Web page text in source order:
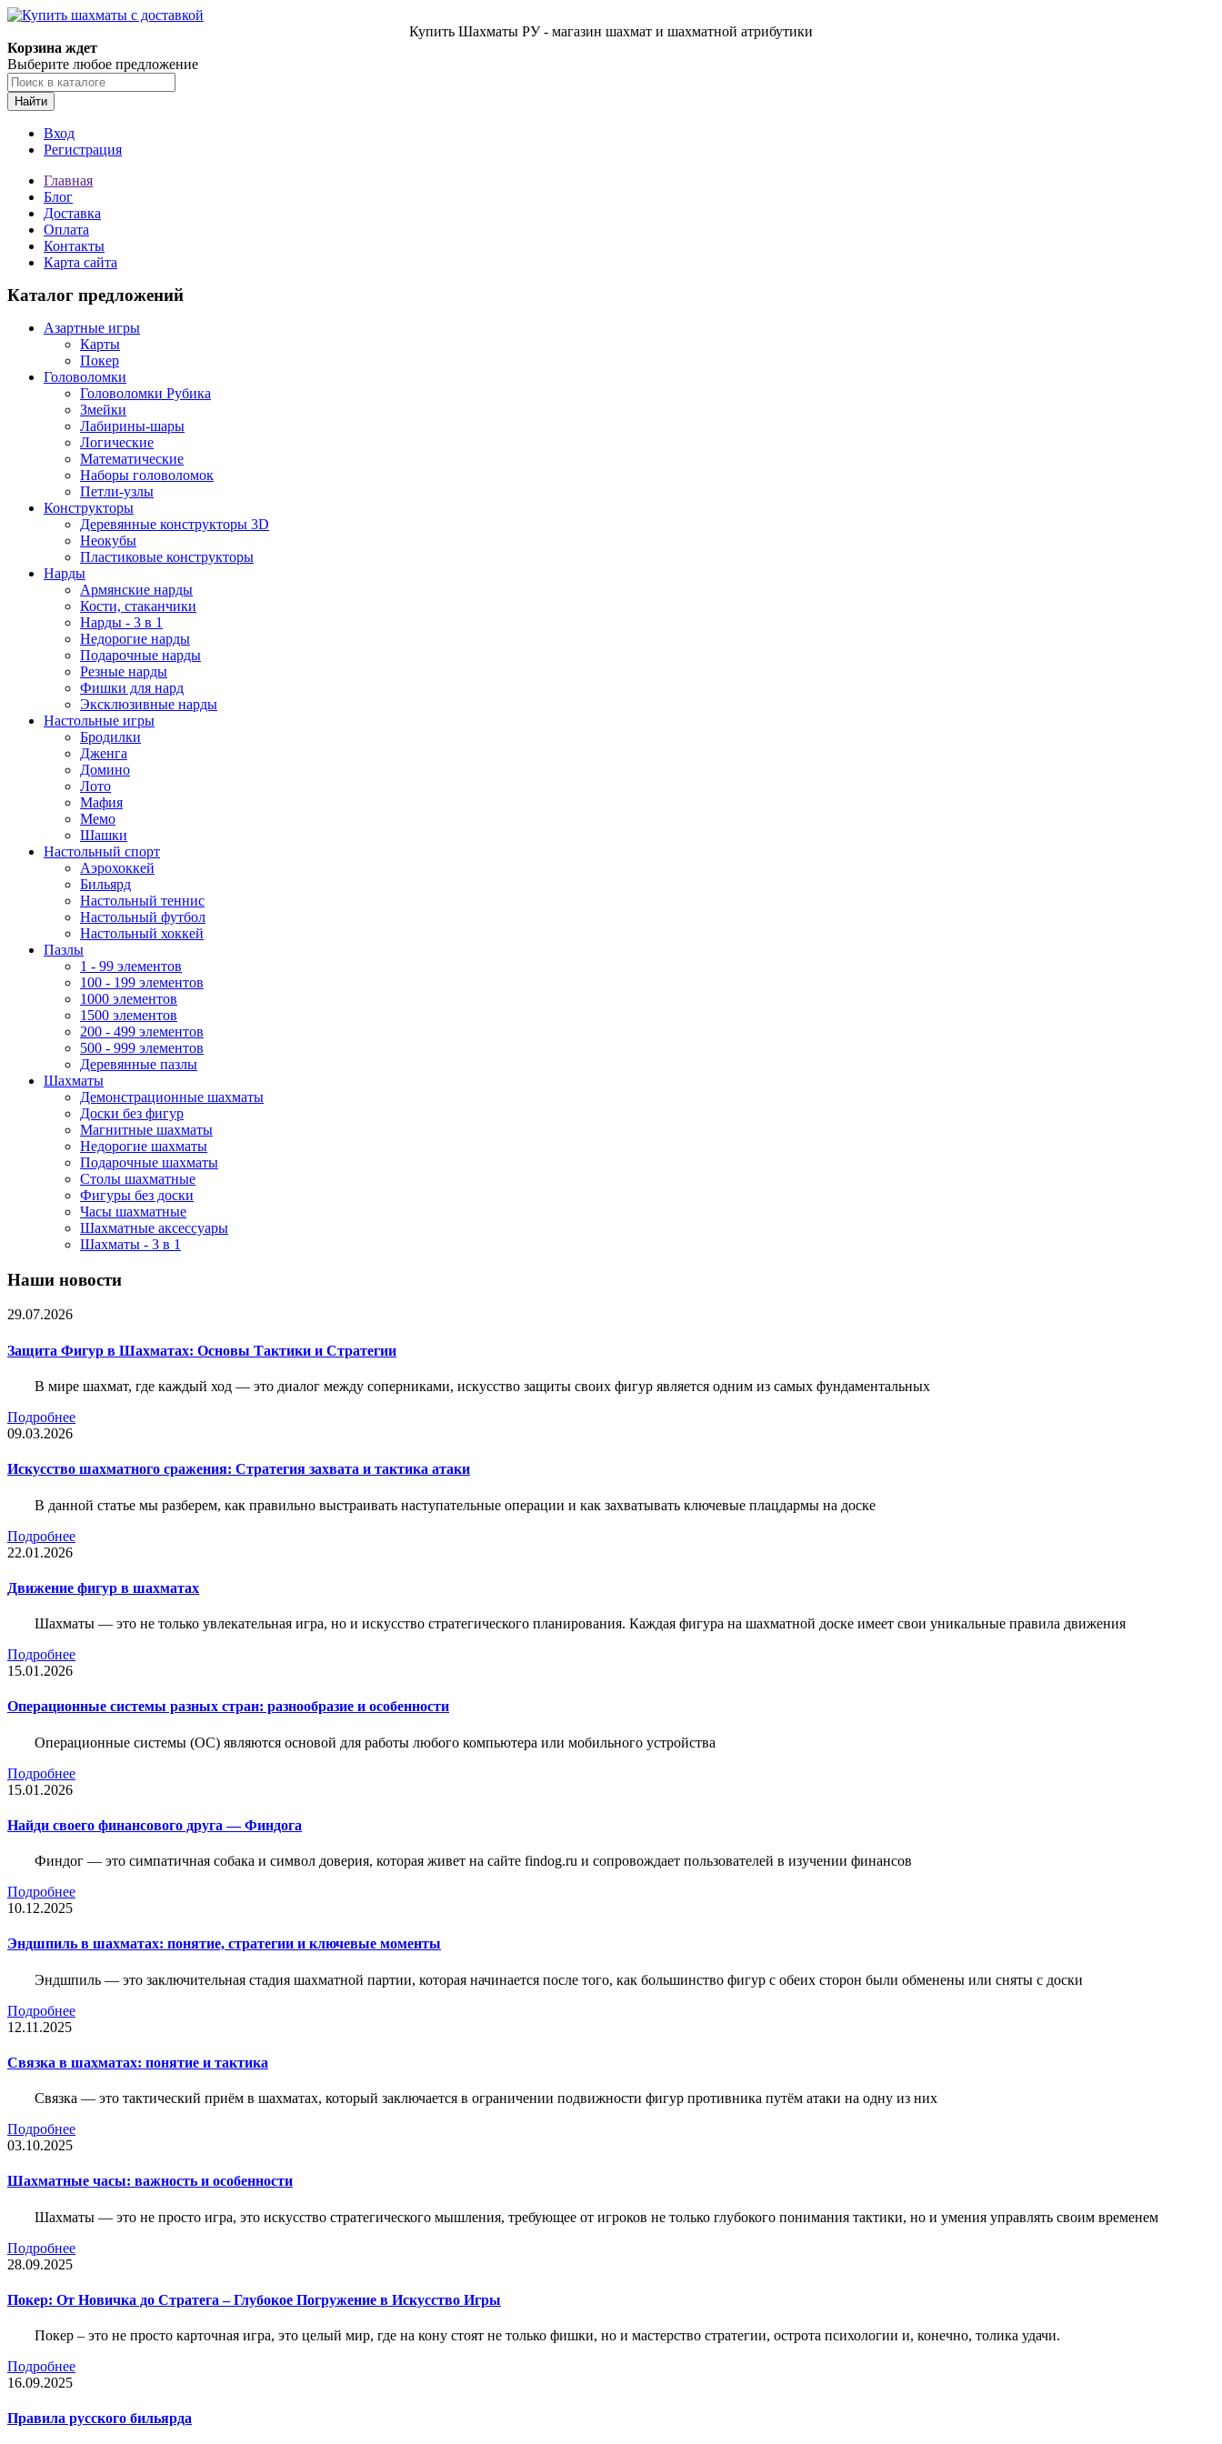
Купить Шахматы РУ - магазин шахмат и шахматной атрибутики
Корзина ждет
Выберите любое предложение
Найти
Вход
Регистрация
Главная
Блог
Доставка
Оплата
Контакты
Карта сайта
Каталог предложений
Азартные игры
Карты
Покер
Головоломки
Головоломки Рубика
Змейки
Лабирины-шары
Логические
Математические
Наборы головоломок
Петли-узлы
Конструкторы
Деревянные конструкторы 3D
Неокубы
Пластиковые конструкторы
Нарды
Армянские нарды
Кости, стаканчики
Нарды - 3 в 1
Недорогие нарды
Подарочные нарды
Резные нарды
Фишки для нард
Эксклюзивные нарды
Настольные игры
Бродилки
Дженга
Домино
Лото
Мафия
Мемо
Шашки
Настольный спорт
Аэрохоккей
Бильярд
Настольный теннис
Настольный футбол
Настольный хоккей
Пазлы
1 - 99 элементов
100 - 199 элементов
1000 элементов
1500 элементов
200 - 499 элементов
500 - 999 элементов
Деревянные пазлы
Шахматы
Демонстрационные шахматы
Доски без фигур
Магнитные шахматы
Недорогие шахматы
Подарочные шахматы
Столы шахматные
Фигуры без доски
Часы шахматные
Шахматные аксессуары
Шахматы - 3 в 1
Наши новости
29.07.2026
Защита Фигур в Шахматах: Основы Тактики и Стратегии
В мире шахмат, где каждый ход — это диалог между соперниками, искусство защиты своих фигур является одним из самых фундаментальных
Подробнее
09.03.2026
Искусство шахматного сражения: Стратегия захвата и тактика атаки
В данной статье мы разберем, как правильно выстраивать наступательные операции и как захватывать ключевые плацдармы на доске
Подробнее
22.01.2026
Движение фигур в шахматах
Шахматы — это не только увлекательная игра, но и искусство стратегического планирования. Каждая фигура на шахматной доске имеет свои уникальные правила движения
Подробнее
15.01.2026
Операционные системы разных стран: разнообразие и особенности
Операционные системы (ОС) являются основой для работы любого компьютера или мобильного устройства
Подробнее
15.01.2026
Найди своего финансового друга — Финдога
Финдог — это симпатичная собака и символ доверия, которая живет на сайте findog.ru и сопровождает пользователей в изучении финансов
Подробнее
10.12.2025
Эндшпиль в шахматах: понятие, стратегии и ключевые моменты
Эндшпиль — это заключительная стадия шахматной партии, которая начинается после того, как большинство фигур с обеих сторон были обменены или сняты с доски
Подробнее
12.11.2025
Связка в шахматах: понятие и тактика
Связка — это тактический приём в шахматах, который заключается в ограничении подвижности фигур противника путём атаки на одну из них
Подробнее
03.10.2025
Шахматные часы: важность и особенности
Шахматы — это не просто игра, это искусство стратегического мышления, требующее от игроков не только глубокого понимания тактики, но и умения управлять своим временем
Подробнее
28.09.2025
Покер: От Новичка до Стратега – Глубокое Погружение в Искусство Игры
Покер – это не просто карточная игра, это целый мир, где на кону стоят не только фишки, но и мастерство стратегии, острота психологии и, конечно, толика удачи.
Подробнее
16.09.2025
Правила русского бильярда